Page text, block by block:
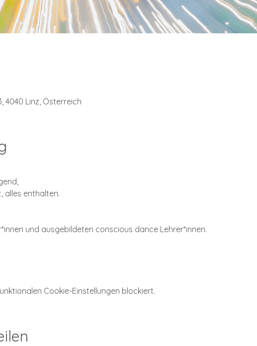
4040 Linz, Österreich
alles enthalten.
und ausgebildeten conscious dance Lehrer*innen.
Cookie-Einstellungen blockiert.